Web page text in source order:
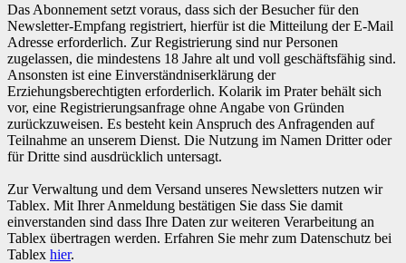
Das Abonnement setzt voraus, dass sich der Besucher für den
Newsletter-Empfang registriert, hierfür ist die Mitteilung der E-Mail
Adresse erforderlich. Zur Registrierung sind nur Personen
zugelassen, die mindestens 18 Jahre alt und voll geschäftsfähig sind.
Ansonsten ist eine Einverständniserklärung der
Erziehungsberechtigten erforderlich. Kolarik im Prater behält sich
vor, eine Registrierungsanfrage ohne Angabe von Gründen
zurückzuweisen. Es besteht kein Anspruch des Anfragenden auf
Teilnahme an unserem Dienst. Die Nutzung im Namen Dritter oder
für Dritte sind ausdrücklich untersagt.
Zur Verwaltung und dem Versand unseres Newsletters nutzen wir
Tablex. Mit Ihrer Anmeldung bestätigen Sie dass Sie damit
einverstanden sind dass Ihre Daten zur weiteren Verarbeitung an
Tablex übertragen werden. Erfahren Sie mehr zum Datenschutz bei
Tablex hier.